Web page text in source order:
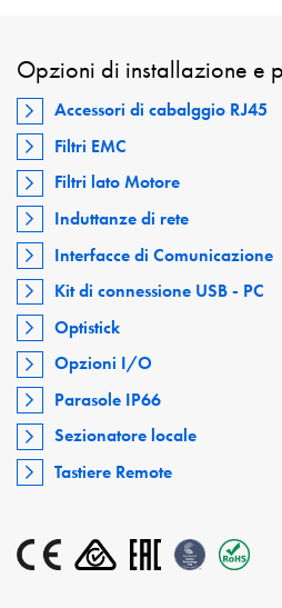
Opzioni di installazione e
Accessori di cabalggio RJ45
Filtri EMC
Filtri lato Motore
Induttanze di rete
Interfacce di Comunicazione
Kit di connessione USB - PC
Optistick
Opzioni I/O
Parasole IP66
Sezionatore locale
Tastiere Remote